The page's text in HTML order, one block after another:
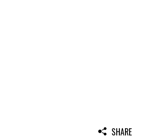
SHARE